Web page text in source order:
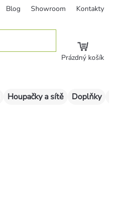
Blog Showroom Kontakty
Prázdný košík
Houpačky a sítě Doplňky